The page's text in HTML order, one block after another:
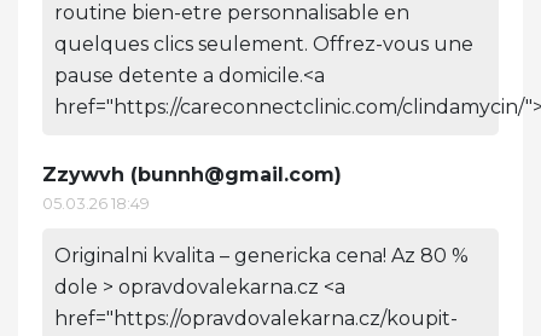
routine bien-etre personnalisable en
quelques clics seulement. Offrez-vous une
pause detente a domicile.<a
href="https://careconnectclinic.com/clindamycin/
Zzywvh (bunnh@gmail.com)
05.03.26 18:49
Originalni kvalita – genericka cena! Az 80 %
dole > opravdovalekarna.cz <a
href="https://opravdovalekarna.cz/koupit-